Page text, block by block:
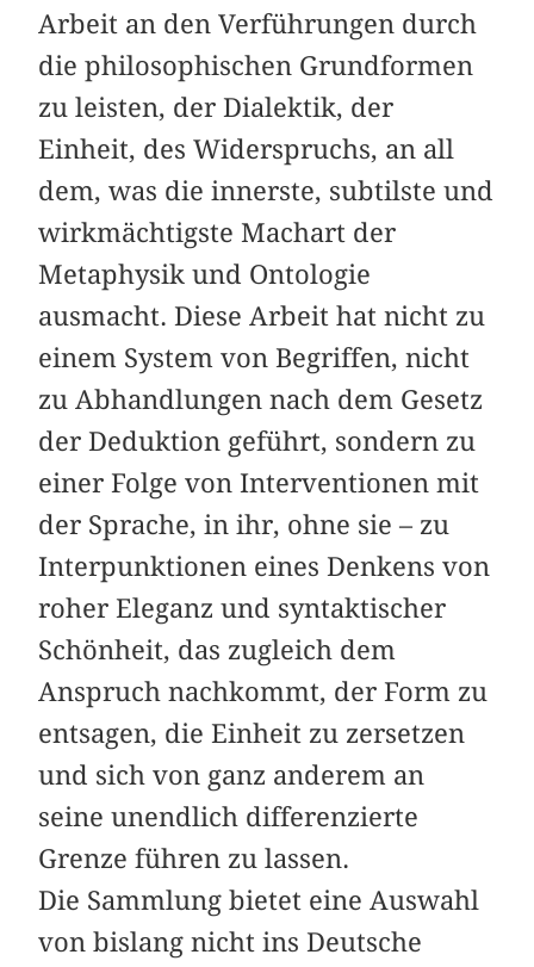
Arbeit an den Verführungen durch
die philosophischen Grundformen
zu leisten, der Dialektik, der
Einheit, des Widerspruchs, an all
dem, was die innerste, subtilste und
wirkmächtigste Machart der
Metaphysik und Ontologie
ausmacht. Diese Arbeit hat nicht zu
einem System von Begriffen, nicht
zu Abhandlungen nach dem Gesetz
der Deduktion geführt, sondern zu
einer Folge von Interventionen mit
der Sprache, in ihr, ohne sie – zu
Interpunktionen eines Denkens von
roher Eleganz und syntaktischer
Schönheit, das zugleich dem
Anspruch nachkommt, der Form zu
entsagen, die Einheit zu zersetzen
und sich von ganz anderem an
seine unendlich differenzierte
Grenze führen zu lassen.
Die Sammlung bietet eine Auswahl
von bislang nicht ins Deutsche